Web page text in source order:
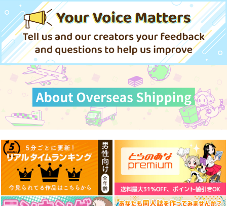
原神ステッカー（傀
儡・サンドローネ）
G.G.W
330円（税込）
サンドローネ
サンプル
作品詳細
原神ステッカー（少
女・コロンビーナ）
G.G.W
330 （税込）
コロンビーナ
サンプル
作品詳細
原神ステッカー（フリ
ンズ）
G.G.W
330円 （税込）
フリンズ
サンプル
作品詳細
て 1
フロンティアワークス
858円（税込）
サンプル
作品詳細
836円（税込）
サンプル
タの騎士 3
フロンティアワークス
869 （税込）
サンプル